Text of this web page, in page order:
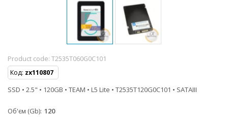
Product code: T2535T060G0C101
Код: zx110807
SSD • 2.5" • 120GB • TEAM • L5 Lite • T2535T120G0C101 • SATAIII
Об'єм (Gb) 120